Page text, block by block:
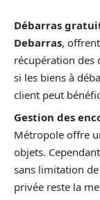
Débarras
Debarras,
récupération des
si les biens à
client peut
Gestion des
Métropole offre
objets.
sans limitation
privée reste la